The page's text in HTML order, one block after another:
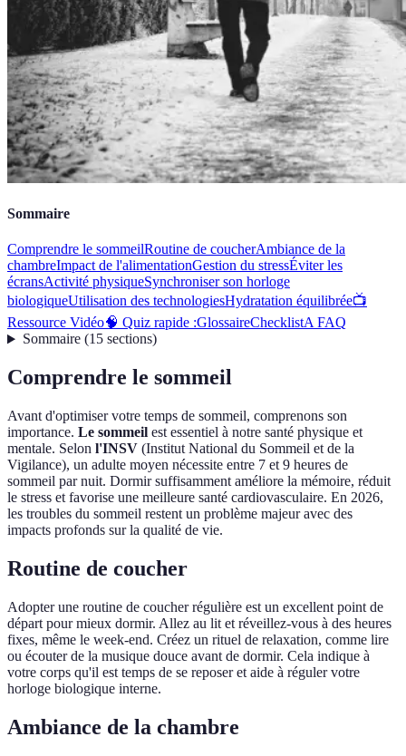
Sommaire
Comprendre le sommeilRoutine de coucherAmbiance de la
chambreImpact de l'alimentationGestion du stressÉviter les
écransActivité physiqueSynchroniser son horloge
biologiqueUtilisation des technologiesHydratation équilibrée📺
Ressource Vidéo🧠 Quiz rapide :GlossaireChecklistA FAQ
Sommaire(15 sections)
Comprendre le sommeil
Avant d'optimiser votre temps de sommeil, comprenons son
importance. Le sommeil est essentiel à notre santé physique et
mentale. Selon l'INSV (Institut National du Sommeil et de la
Vigilance), un adulte moyen nécessite entre 7 et 9 heures de
sommeil par nuit. Dormir suffisamment améliore la mémoire, réduit
le stress et favorise une meilleure santé cardiovasculaire. En 2026,
les troubles du sommeil restent un problème majeur avec des
impacts profonds sur la qualité de vie.
Routine de coucher
Adopter une routine de coucher régulière est un excellent point de
départ pour mieux dormir. Allez au lit et réveillez-vous à des heures
fixes, même le week-end. Créez un rituel de relaxation, comme lire
ou écouter de la musique douce avant de dormir. Cela indique à
votre corps qu'il est temps de se reposer et aide à réguler votre
horloge biologique interne.
Ambiance de la chambre